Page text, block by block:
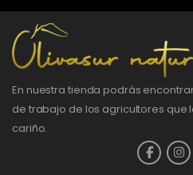
En nuestra tienda podrás
de trabajo de los agricultores que
cariño.